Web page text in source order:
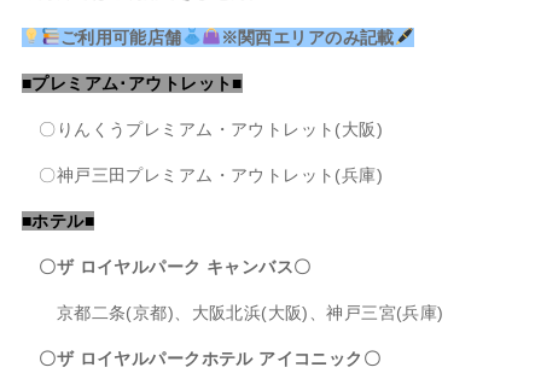
ご利用可能店舗 ※関西エリアのみ記載
■プレミアム･アウトレット■
〇りんくうプレミアム・アウトレット(大阪)
〇神戸三田プレミアム・アウトレット(兵庫)
■ホテル■
〇ザ ロイヤルパーク キャンバス〇
京都二条(京都)、大阪北浜(大阪)、神戸三宮(兵庫)
〇ザ ロイヤルパークホテル アイコニック〇